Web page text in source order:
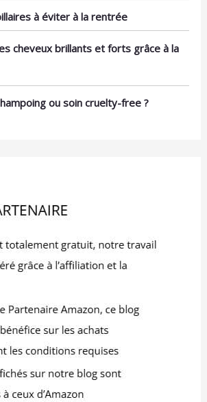
à éviter à la rentrée
cheveux brillants et forts grâce à la
ou soin cruelty-free ?